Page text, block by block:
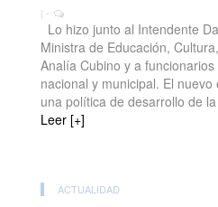
| -
Lo hizo junto al Intendente
Ministra de Educación,
Analía Cubino y a
nacional y municipal. El
una política de desarrollo de
Leer [+]
ACTUALIDAD